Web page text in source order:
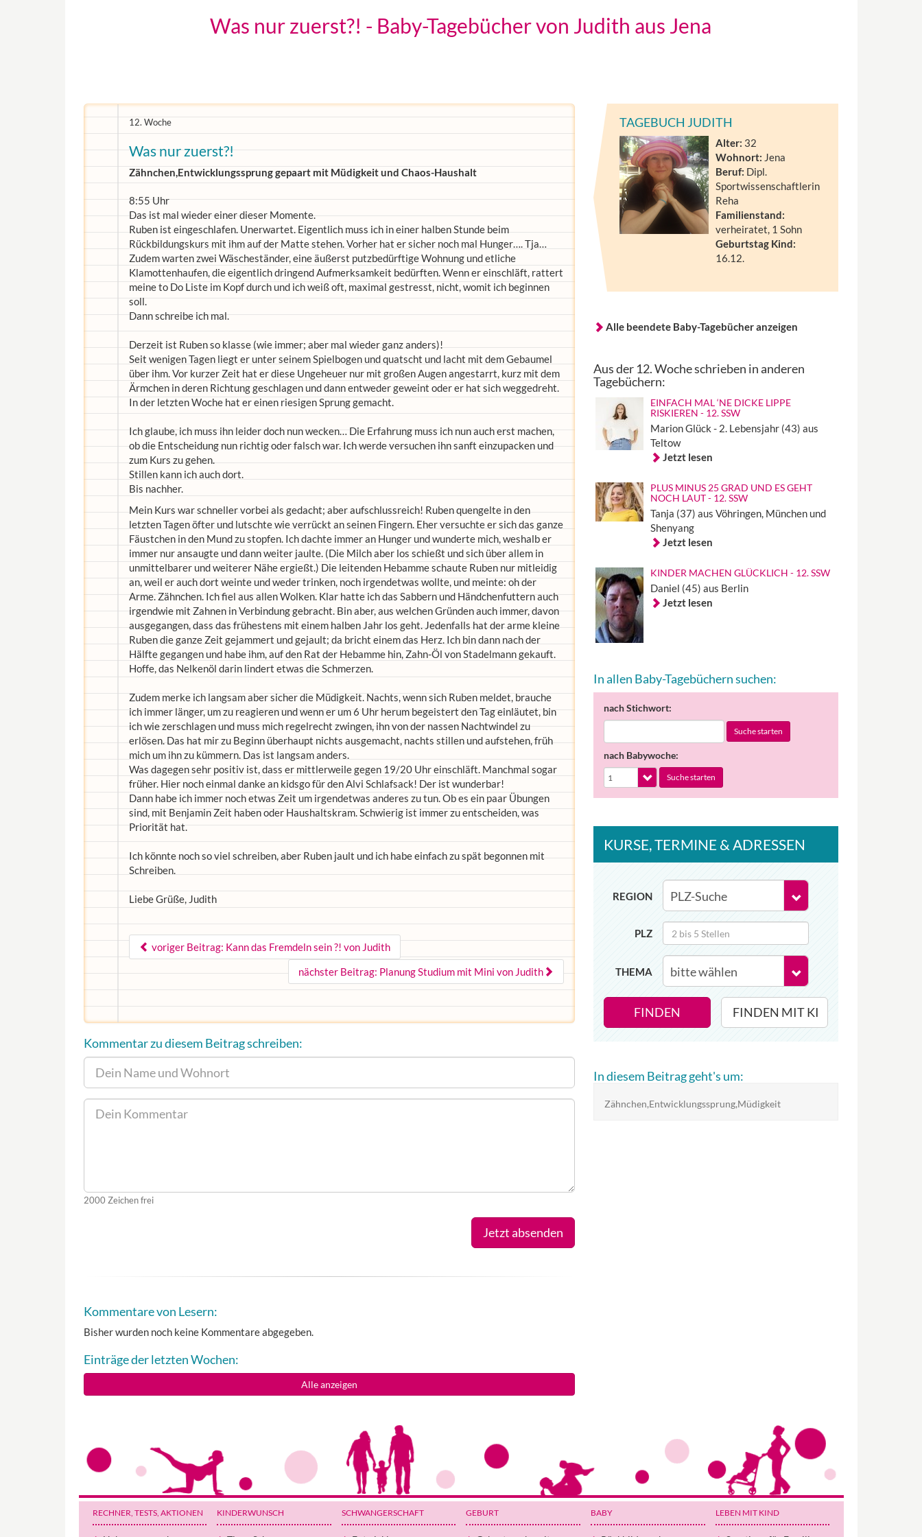
Was nur zuerst?! - Baby-Tagebücher von Judith aus Jena
12. Woche
Was nur zuerst?!
Zähnchen,Entwicklungssprung gepaart mit Müdigkeit und Chaos-Haushalt
8:55 Uhr
Das ist mal wieder einer dieser Momente.
Ruben ist eingeschlafen. Unerwartet. Eigentlich muss ich in einer halben Stunde beim
Rückbildungskurs mit ihm auf der Matte stehen. Vorher hat er sicher noch mal Hunger…. Tja…
Zudem warten zwei Wäscheständer, eine äußerst putzbedürftige Wohnung und etliche
Klamottenhaufen, die eigentlich dringend Aufmerksamkeit bedürften. Wenn er einschläft, rattert
meine to Do Liste im Kopf durch und ich weiß oft, maximal gestresst, nicht, womit ich beginnen
soll.
Dann schreibe ich mal.
Derzeit ist Ruben so klasse (wie immer; aber mal wieder ganz anders)!
Seit wenigen Tagen liegt er unter seinem Spielbogen und quatscht und lacht mit dem Gebaumel
über ihm. Vor kurzer Zeit hat er diese Ungeheuer nur mit großen Augen angestarrt, kurz mit dem
Ärmchen in deren Richtung geschlagen und dann entweder geweint oder er hat sich weggedreht.
In der letzten Woche hat er einen riesigen Sprung gemacht.
Ich glaube, ich muss ihn leider doch nun wecken… Die Erfahrung muss ich nun auch erst machen,
ob die Entscheidung nun richtig oder falsch war. Ich werde versuchen ihn sanft einzupacken und
zum Kurs zu gehen.
Stillen kann ich auch dort.
Bis nachher.
Mein Kurs war schneller vorbei als gedacht; aber aufschlussreich! Ruben quengelte in den
letzten Tagen öfter und lutschte wie verrückt an seinen Fingern. Eher versuchte er sich das ganze
Fäustchen in den Mund zu stopfen. Ich dachte immer an Hunger und wunderte mich, weshalb er
immer nur ansaugte und dann weiter jaulte. (Die Milch aber los schießt und sich über allem in
unmittelbarer und weiterer Nähe ergießt.) Die leitenden Hebamme schaute Ruben nur mitleidig
an, weil er auch dort weinte und weder trinken, noch irgendetwas wollte, und meinte: oh der
Arme. Zähnchen. Ich fiel aus allen Wolken. Klar hatte ich das Sabbern und Händchenfuttern auch
irgendwie mit Zahnen in Verbindung gebracht. Bin aber, aus welchen Gründen auch immer, davon
ausgegangen, dass das frühestens mit einem halben Jahr los geht. Jedenfalls hat der arme kleine
Ruben die ganze Zeit gejammert und gejault; da bricht einem das Herz. Ich bin dann nach der
Hälfte gegangen und habe ihm, auf den Rat der Hebamme hin, Zahn-Öl von Stadelmann gekauft.
Hoffe, das Nelkenöl darin lindert etwas die Schmerzen.
Zudem merke ich langsam aber sicher die Müdigkeit. Nachts, wenn sich Ruben meldet, brauche
ich immer länger, um zu reagieren und wenn er um 6 Uhr herum begeistert den Tag einläutet, bin
ich wie zerschlagen und muss mich regelrecht zwingen, ihn von der nassen Nachtwindel zu
erlösen. Das hat mir zu Beginn überhaupt nichts ausgemacht, nachts stillen und aufstehen, früh
mich um ihn zu kümmern. Das ist langsam anders.
Was dagegen sehr positiv ist, dass er mittlerweile gegen 19/20 Uhr einschläft. Manchmal sogar
früher. Hier noch einmal danke an kidsgo für den Alvi Schlafsack! Der ist wunderbar!
Dann habe ich immer noch etwas Zeit um irgendetwas anderes zu tun. Ob es ein paar Übungen
sind, mit Benjamin Zeit haben oder Haushaltskram. Schwierig ist immer zu entscheiden, was
Priorität hat.
Ich könnte noch so viel schreiben, aber Ruben jault und ich habe einfach zu spät begonnen mit
Schreiben.
Liebe Grüße, Judith
voriger Beitrag: Kann das Fremdeln sein ?! von Judith
nächster Beitrag: Planung Studium mit Mini von Judith
Kommentar zu diesem Beitrag schreiben:
2000 Zeichen frei
Jetzt absenden
Kommentare von Lesern:
Bisher wurden noch keine Kommentare abgegeben.
Einträge der letzten Wochen:
Alle anzeigen
TAGEBUCH JUDITH
Alter: 32
Wohnort: Jena
Beruf: Dipl.
Sportwissenschaftlerin
Reha
Familienstand:
verheiratet, 1 Sohn
Geburtstag Kind:
16.12.
Alle beendete Baby-Tagebücher anzeigen
Aus der 12. Woche schrieben in anderen
Tagebüchern:
EINFACH MAL ‘NE DICKE LIPPE
RISKIEREN - 12. SSW
Marion Glück - 2. Lebensjahr (43) aus
Teltow
Jetzt lesen
PLUS MINUS 25 GRAD UND ES GEHT
NOCH LAUT - 12. SSW
Tanja (37) aus Vöhringen, München und
Shenyang
Jetzt lesen
KINDER MACHEN GLÜCKLICH - 12. SSW
Daniel (45) aus Berlin
Jetzt lesen
In allen Baby-Tagebüchern suchen:
nach Stichwort:
Suche starten
nach Babywoche:
Suche starten
KURSE, TERMINE & ADRESSEN
REGION
PLZ
THEMA
FINDEN FINDEN MIT KI
In diesem Beitrag geht's um:
Zähnchen,Entwicklungssprung,Müdigkeit
RECHNER, TESTS, AKTIONEN KINDERWUNSCH SCHWANGERSCHAFT GEBURT BABY LEBEN MIT KIND
Wir haben Deutschlands ersten
Eltern-Avatar für dich geschaffen!
Egal, welche Frage du hast rund ums
Elternwerden und Elternsein, Kurse, Tipps